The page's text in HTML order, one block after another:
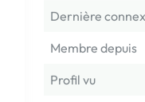
Dernière
Membre depuis
Profil vu